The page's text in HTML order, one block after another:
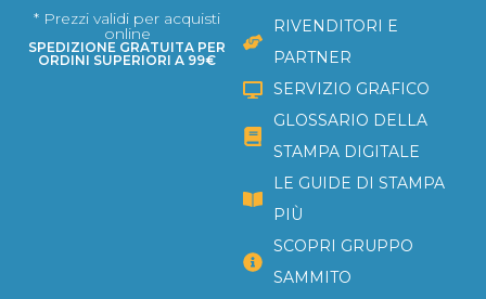
* Prezzi validi per acquisti
online
SPEDIZIONE GRATUITA PER
ORDINI SUPERIORI A 99€
RIVENDITORI E
PARTNER
SERVIZIO GRAFICO
GLOSSARIO DELLA
STAMPA DIGITALE
LE GUIDE DI STAMPA
PIÙ
SCOPRI GRUPPO
SAMMITO